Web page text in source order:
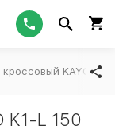
KAYO K1-
K1-L 150